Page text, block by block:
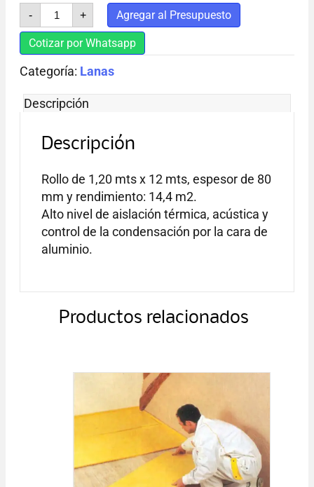
-
LANA
DE
VIDRIO
ISOVER
ROLAC
C/ALUMINIO
+ Agregar al Presupuesto
Cotizar por Whatsapp
Categoría: Lanas
Descripción
Descripción
Rollo de 1,20 mts x 12 mts, espesor de 80
mm y rendimiento: 14,4 m2.
Alto nivel de aislación térmica, acústica y
control de la condensación por la cara de
aluminio.
Productos relacionados